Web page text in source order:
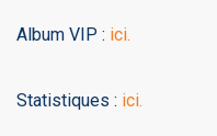
Album VIP : ici.
Statistiques : ici.